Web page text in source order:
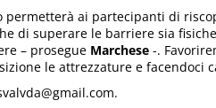
permetterà ai partecipanti di
di superare le barriere sia
– prosegue Marchese -.
le attrezzature e facendoci